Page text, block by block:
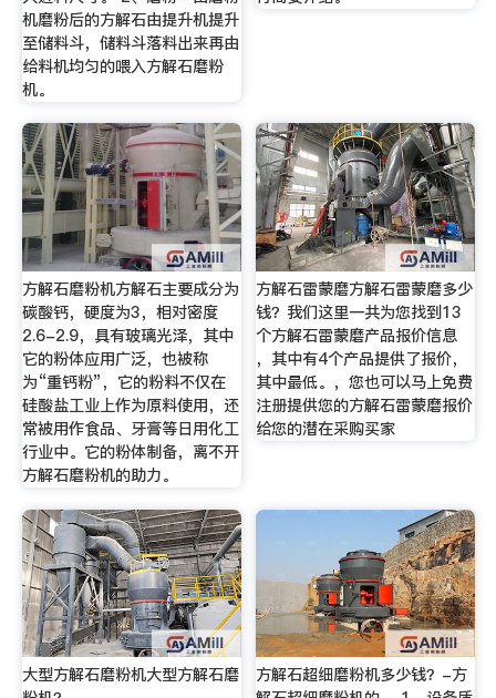
机磨粉后的方解石由提升机提升
至储料斗，储料斗落料出来再由
给料机均匀的喂入方解石磨粉
机。
方解石磨粉机方解石主要成分为
碳酸钙，硬度为3，相对密度
2.6-2.9，具有玻璃光泽，其中
它的粉体应用广泛，也被称
为“重钙粉”，它的粉料不仅在
硅酸盐工业上作为原料使用，还
常被用作食品、牙膏等日用化工
行业中。它的粉体制备，离不开
方解石磨粉机的助力。
方解石雷蒙磨方解石雷蒙磨多少
钱？我们这里一共为您找到13
个方解石雷蒙磨产品报价信息
，其中有4个产品提供了报价，
其中最低。，您也可以马上免费
注册提供您的方解石雷蒙磨报价
给您的潜在采购买家
大型方解石磨粉机大型方解石磨
方解石超细磨粉机多少钱？-方